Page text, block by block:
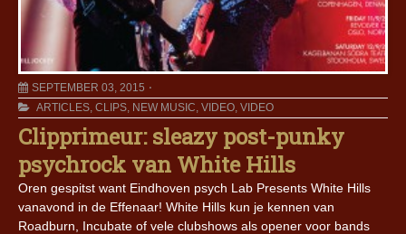
SEPTEMBER 03, 2015
ARTICLES, CLIPS, NEW MUSIC, VIDEO, VIDEO
Clipprimeur: sleazy post-punky
psychrock van White Hills
Oren gespitst want Eindhoven psych Lab Presents White Hills
vanavond in de Effenaar! White Hills kun je kennen van
Roadburn, Incubate of vele clubshows als opener voor bands